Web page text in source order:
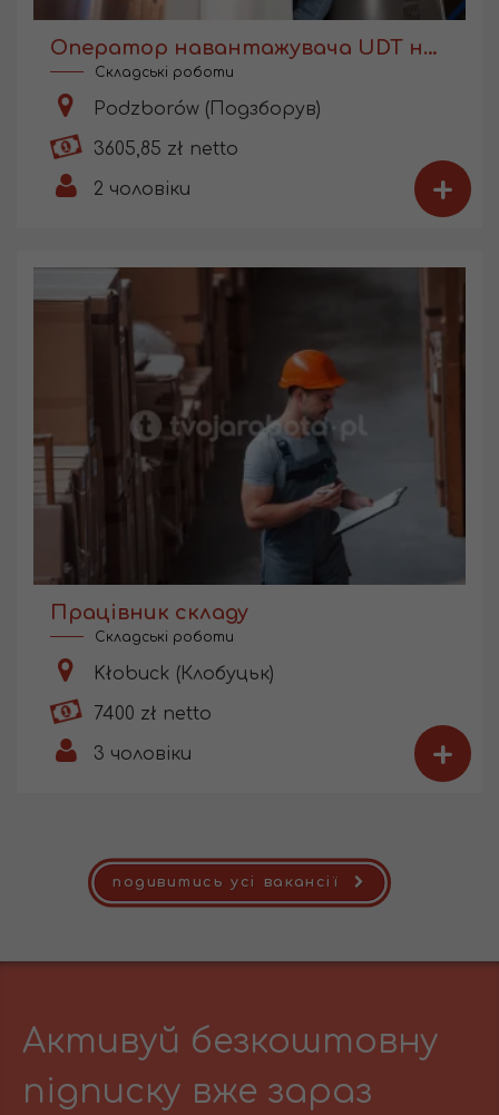
Оператор навантажувача UDT на складі виробництва
Складські роботи
Podzborów (Подзборув)
3605,85 zł netto
2 чоловіки +
Працівник складу
Складські роботи
Kłobuck (Клобуцьк)
7400 zł netto
3 чоловіки +
подивитись усі вакансії
Активуй безкоштовну
підписку вже зараз